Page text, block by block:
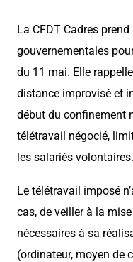
La CFDT Cadres
gouvernementales
du 11 mai. Elle
distance improvisé et
début du confinement
télétravail négocié,
les salariés volontaires.
Le télétravail imposé
cas, de veiller à la
nécessaires à sa
(ordinateur, moyen de